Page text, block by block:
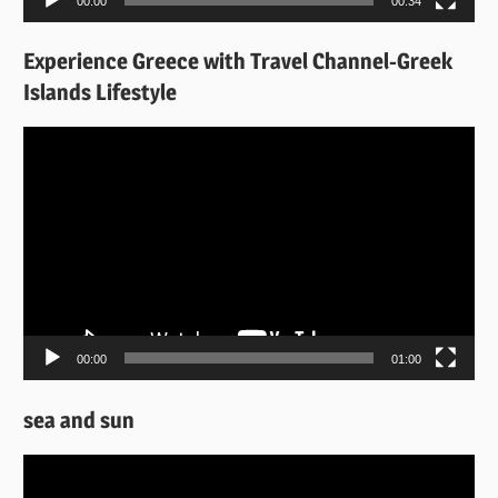
Experience Greece with Travel Channel-Greek
Islands Lifestyle
00:00 01:00
sea and sun